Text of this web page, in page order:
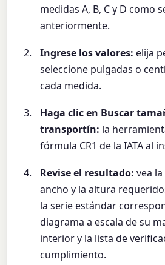
medidas A, B, C y D como
anteriormente.
Ingrese los valores: elija
seleccione pulgadas o
cada medida.
Haga clic en Buscar
transportín: la
fórmula CR1 de la IATA al
Revise el resultado: vea
ancho y la altura
la serie estándar
diagrama a escala de su
interior y la lista de
cumplimiento.